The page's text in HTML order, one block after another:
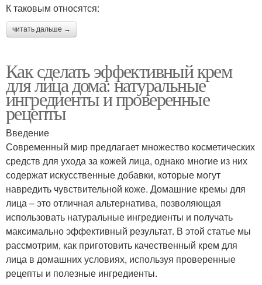
К таковым относятся:
читать дальше →
Как сделать эффективный крем
для лица дома: натуральные
ингредиенты и проверенные
рецепты
Введение
Современный мир предлагает множество косметических
средств для ухода за кожей лица, однако многие из них
содержат искусственные добавки, которые могут
навредить чувствительной коже. Домашние кремы для
лица – это отличная альтернатива, позволяющая
использовать натуральные ингредиенты и получать
максимально эффективный результат. В этой статье мы
рассмотрим, как приготовить качественный крем для
лица в домашних условиях, используя проверенные
рецепты и полезные ингредиенты.